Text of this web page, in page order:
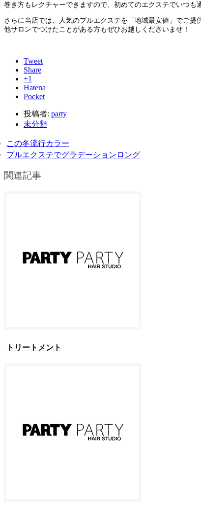
巻き方もレクチャーできますので、初めてのエクステでいつも
さらに当店では、人気のプルエクステを「地域最安値」でご提
他サロンでつけたことがある方もぜひお越しくださいませ！
Tweet
Share
+1
Hatena
Pocket
投稿者: party
未分類
この冬流行カラー
プルエクステでグラデーションロング
関連記事
トリートメント